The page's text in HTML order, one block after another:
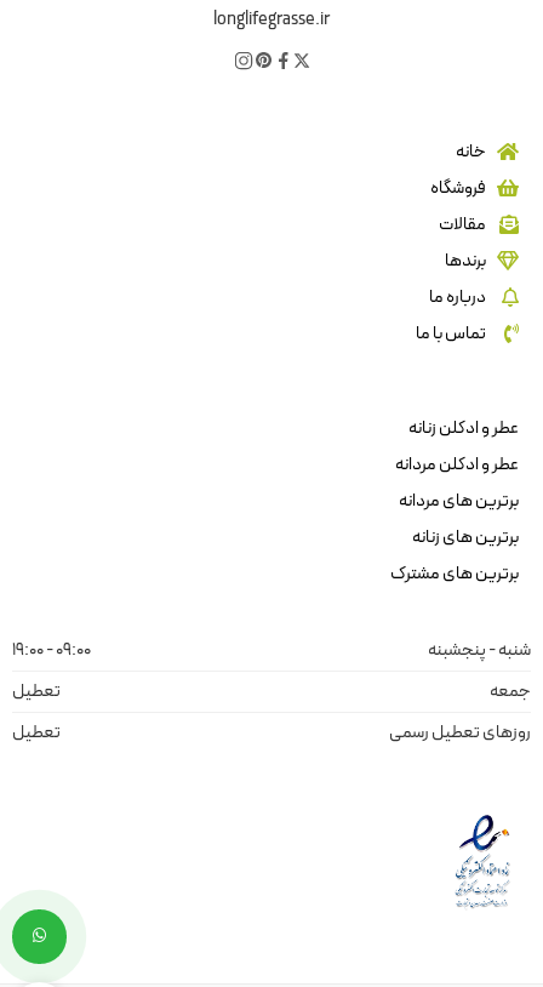
longlifegrasse.ir
خانه
فروشگاه
مقالات
برندها
درباره ما
تماس با ما
عطر و ادکلن زنانه
عطر و ادکلن مردانه
برترین های مردانه
برترین های زنانه
برترین های مشترک
شنبه - پنجشبنه
09:00 - 19:00
جمعه
تعطیل
روزهای تعطیل رسمی
تعطیل